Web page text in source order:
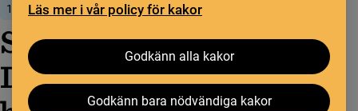
Läs mer i vår policy för kakor
Godkänn alla kakor
Godkänn bara nödvändiga kakor
13 mars 2024
Save the date!
Dialogmöte om